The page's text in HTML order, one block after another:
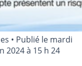
• Publié le mardi
2024 à 15 h 24